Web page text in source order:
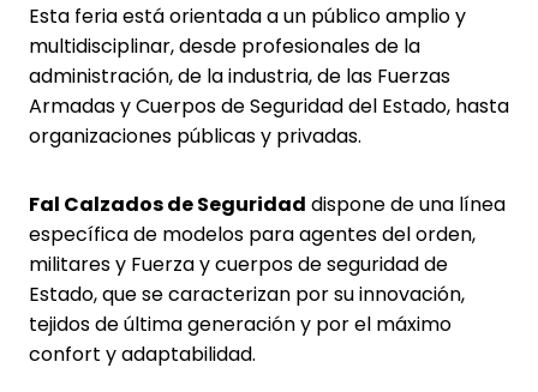
Esta feria está orientada a un público amplio y
multidisciplinar, desde profesionales de la
administración, de la industria, de las Fuerzas
Armadas y Cuerpos de Seguridad del Estado, hasta
organizaciones públicas y privadas.
Fal Calzados de Seguridad dispone de una línea
específica de modelos para agentes del orden,
militares y Fuerza y cuerpos de seguridad de
Estado, que se caracterizan por su innovación,
tejidos de última generación y por el máximo
confort y adaptabilidad.